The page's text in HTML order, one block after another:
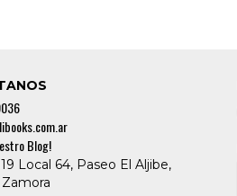
Blog!
Local 64, Paseo El Aljibe,